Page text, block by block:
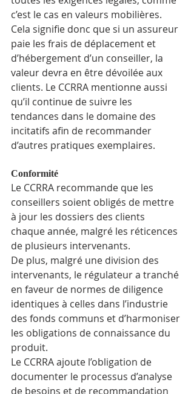
c’est le cas en valeurs mobilières.
Cela signifie donc que si un assureur
paie les frais de déplacement et
d’hébergement d’un conseiller, la
valeur devra en être dévoilée aux
clients. Le CCRRA mentionne aussi
qu’il continue de suivre les
tendances dans le domaine des
incitatifs afin de recommander
d’autres pratiques exemplaires.
Conformité
Le CCRRA recommande que les
conseillers soient obligés de mettre
à jour les dossiers des clients
chaque année, malgré les réticences
de plusieurs intervenants.
De plus, malgré une division des
intervenants, le régulateur a tranché
en faveur de normes de diligence
identiques à celles dans l’industrie
des fonds communs et d’harmoniser
les obligations de connaissance du
produit.
Le CCRRA ajoute l’obligation de
documenter le processus d’analyse
de besoins et de recommandation